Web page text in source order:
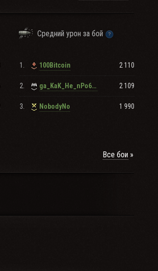
Средний урон за бой
1. 100Bitcoin 2 110
2. ga_KaK_He_nPo6uJI_102 2 109
3. NobodyNo 1 990
Все бои